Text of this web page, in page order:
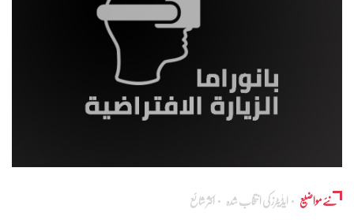
نئے مواضیع ایڈٰیٹرز کی انتخاب شدہ اکثر شائع